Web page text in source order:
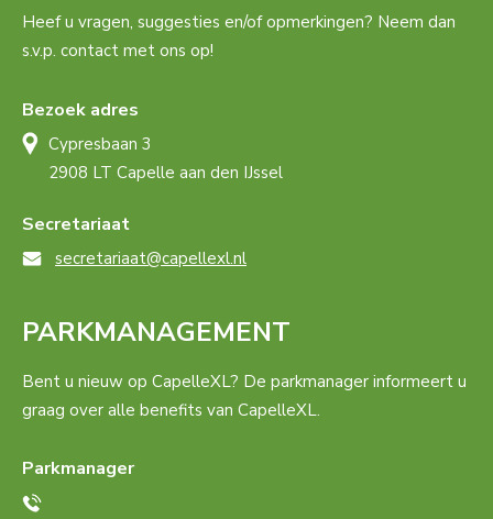
Heef u vragen, suggesties en/of opmerkingen? Neem dan
s.v.p. contact met ons op!
Bezoek adres
Cypresbaan 3
2908 LT Capelle aan den IJssel
Secretariaat
secretariaat@capellexl.nl
PARKMANAGEMENT
Bent u nieuw op CapelleXL? De parkmanager informeert u
graag over alle benefits van CapelleXL.
Parkmanager